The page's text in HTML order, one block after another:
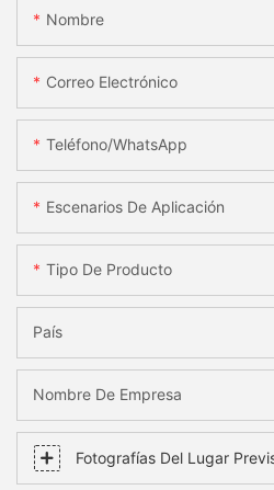
Nombre
Correo Electrónico
Teléfono/WhatsApp
Escenarios De Aplicación
Tipo De Producto
País
Nombre De Empresa
Fotografías Del Lugar